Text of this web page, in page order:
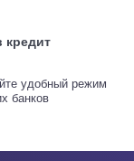
кредит
удобный режим
банков